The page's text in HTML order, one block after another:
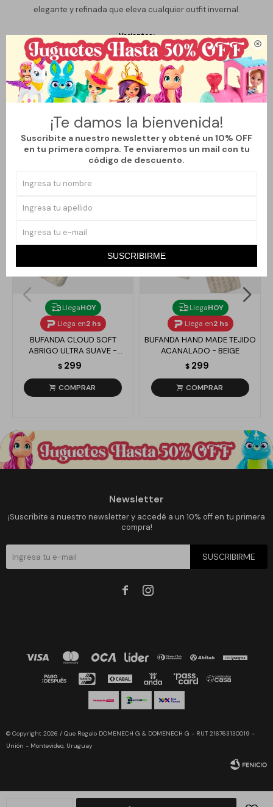

¡Te damos la bienvenida!
Suscribite a nuestro newsletter y obtené un 10% OFF
en tu primera compra. Te enviaremos un mail con tu
código de descuento.
SUSCRIBIRME
elegante y refinada que eleva cualquier outfit invernal.
Variantes:
Productos que te pueden interesar
LlegaHOY
Llega en2 hs
BUFANDA CLOUD SOFT
ABRIGO ULTRA SUAVE -
BLANCO
$ 299
LlegaHOY
Llega en2 hs
BUFANDA HAND MADE TEJIDO
ACANALADO - BEIGE
$ 299
Newsletter
¡Suscribite a nuestro newsletter y accedé a un 10% off en tu primera
compra!
SUSCRIBIRME
 
© Copyright 2026 / Que Regalo DOMENECH G & DOMENECH G - RUT 216763130019 -
Unión - Montevideo, Uruguay